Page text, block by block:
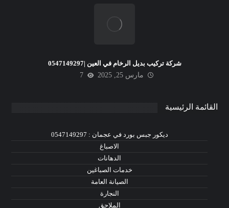
شركة تركيب بديل الرخام في العين |0547149297
مارس 25, 2025
7
القائمة الرئيسية
ديكور جبس بورد في عجمان : 0547149297
الاصباغ
الدهانات
خدمات الصباغين
الصيانة العامة
النجارة
الملاحق